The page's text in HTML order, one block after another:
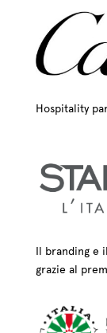
Hospitality
Il branding e
grazie al